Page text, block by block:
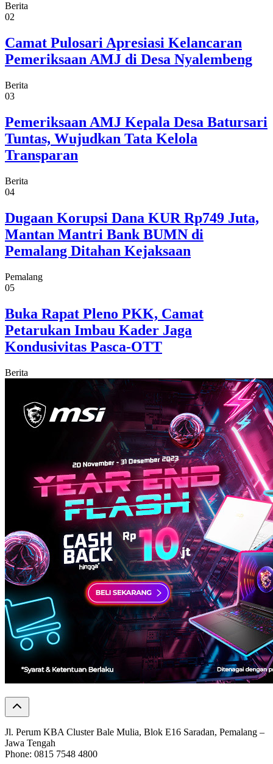
Berita
02
Camat Pulosari Apresiasi Kelancaran
Pemeriksaan AMJ di Desa Nyalembeng
Berita
03
Pemeriksaan AMJ Kepala Desa Batursari
Tuntas, Wujudkan Tata Kelola
Transparan
Berita
04
Dugaan Korupsi Dana KUR Rp749 Juta,
Mantan Mantri Bank BUMN di
Pemalang Ditahan Kejaksaan
Pemalang
05
Buka Rapat Pleno PKK, Camat
Petarukan Imbau Kader Jaga
Kondusivitas Pasca-OTT
Berita
Jl. Perum KBA Cluster Bale Mulia, Blok E16 Saradan, Pemalang –
Jawa Tengah
Phone: 0815 7548 4800